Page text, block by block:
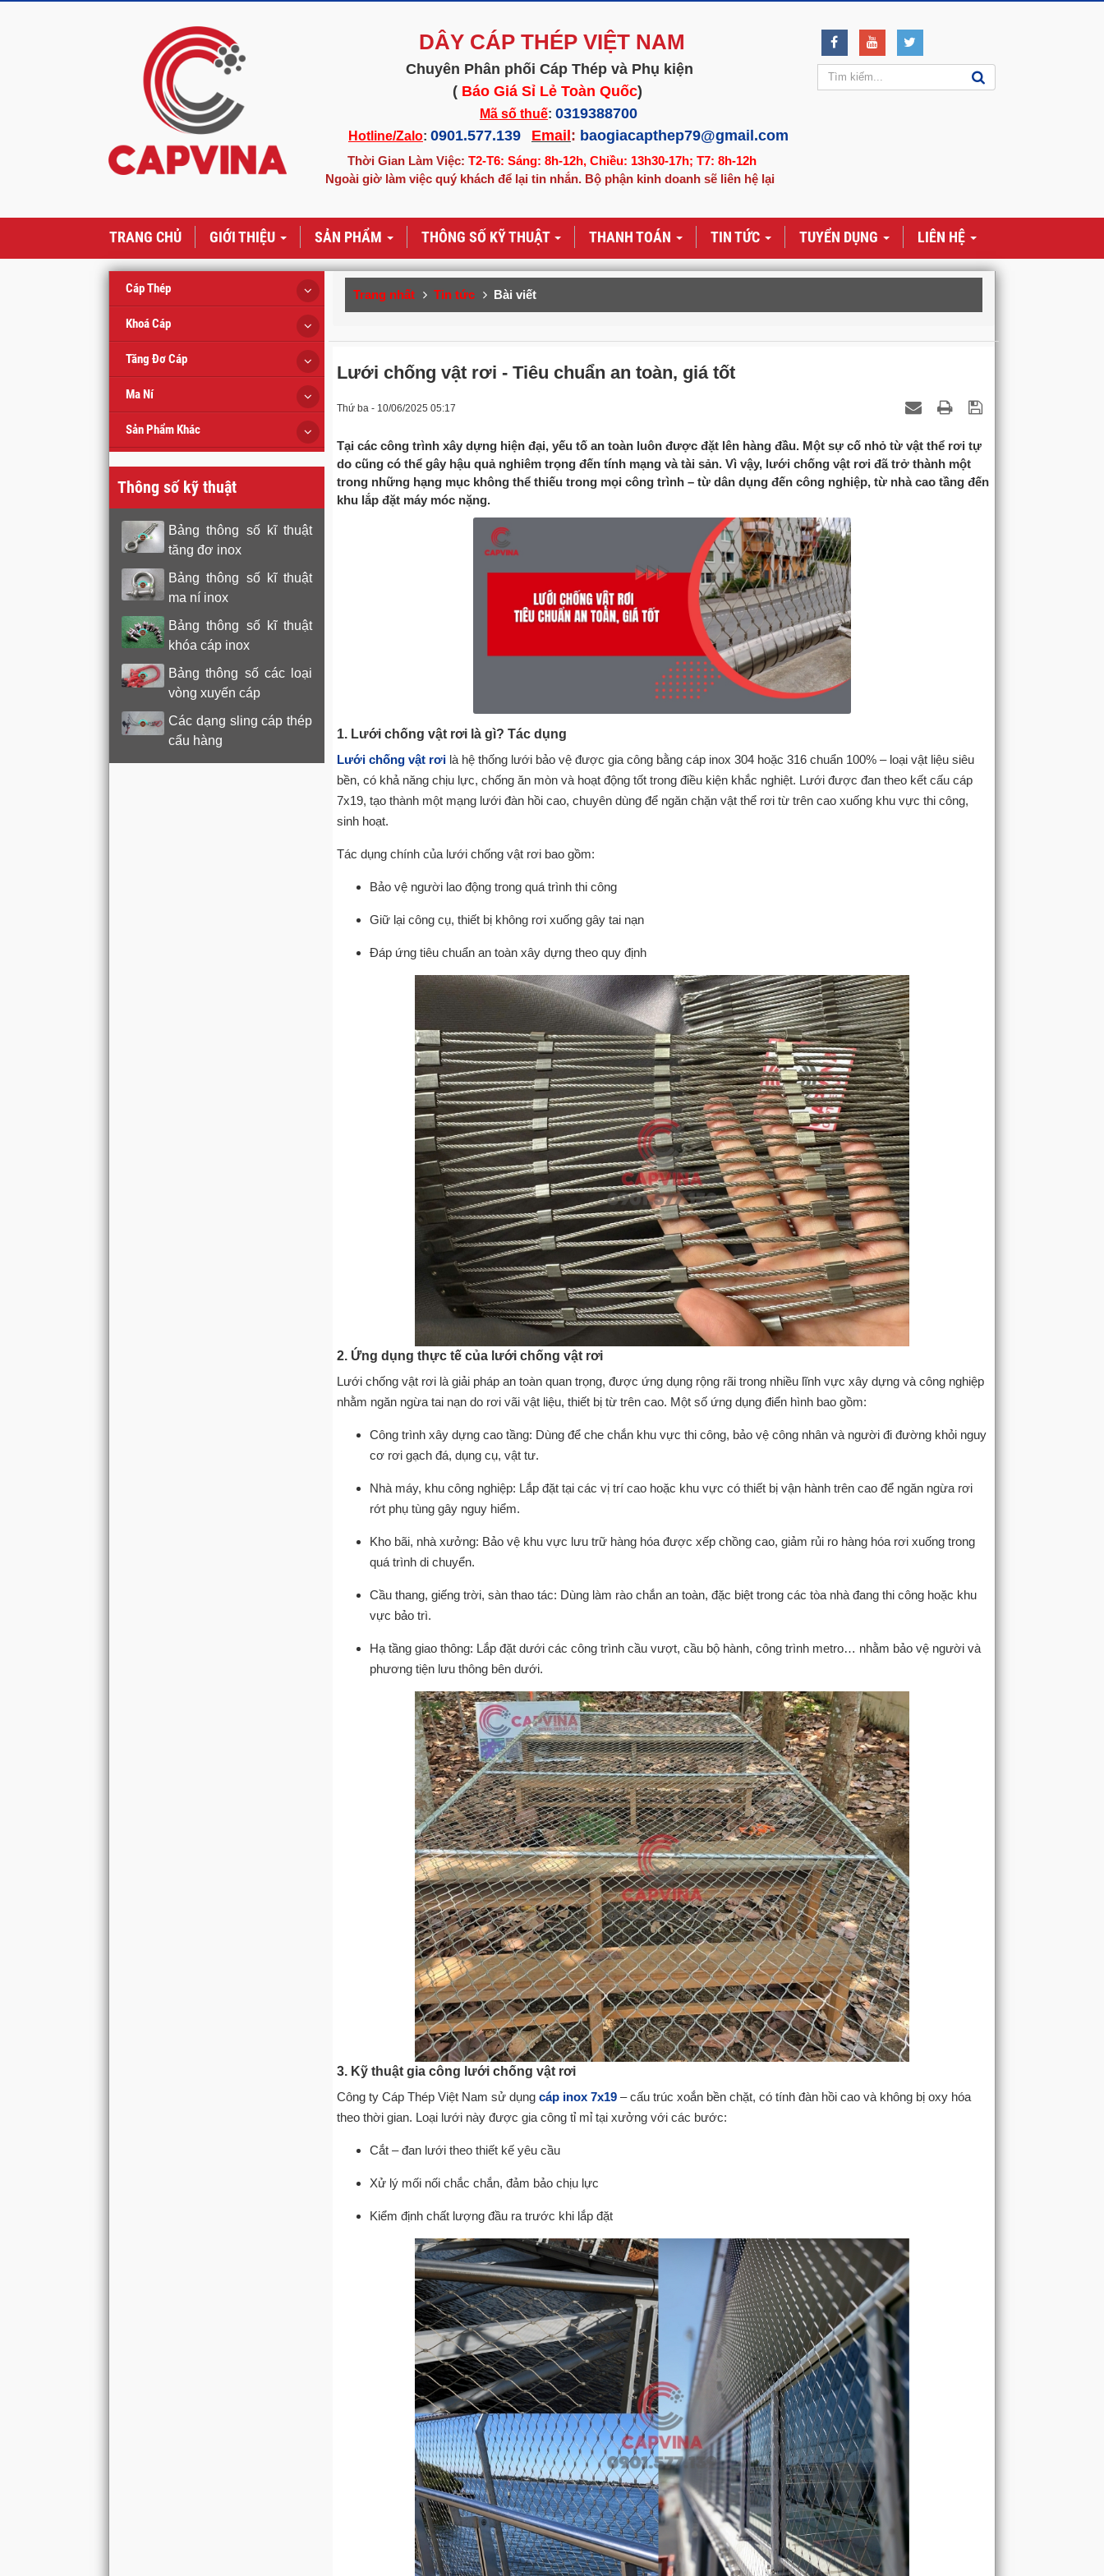
DÂY CÁP THÉP VIỆT NAM
Chuyên Phân phối Cáp Thép và Phụ kiện
( Báo Giá Sỉ Lẻ Toàn Quốc)
Mã số thuế: 0319388700
Hotline/Zalo: 0901.577.139 Email : baogiacapthep79@gmail.com
Thời Gian Làm Việc: T2-T6: Sáng: 8h-12h, Chiều: 13h30-17h; T7: 8h-12h
Ngoài giờ làm việc quý khách để lại tin nhắn. Bộ phận kinh doanh sẽ liên hệ lại
TRANG CHỦ GIỚI THIỆU SẢN PHẨM THÔNG SỐ KỸ THUẬT THANH TOÁN TIN TỨC TUYỂN DỤNG LIÊN HỆ
Trang nhất Tin tức Bài viết
Lưới chống vật rơi - Tiêu chuẩn an toàn, giá tốt
Thứ ba - 10/06/2025 05:17
Tại các công trình xây dựng hiện đại, yếu tố an toàn luôn được đặt lên hàng đầu. Một sự cố nhỏ từ vật thể rơi tự
do cũng có thể gây hậu quả nghiêm trọng đến tính mạng và tài sản. Vì vậy, lưới chống vật rơi đã trở thành một
trong những hạng mục không thể thiếu trong mọi công trình – từ dân dụng đến công nghiệp, từ nhà cao tầng đến
khu lắp đặt máy móc nặng.
1. Lưới chống vật rơi là gì? Tác dụng
Lưới chống vật rơi là hệ thống lưới bảo vệ được gia công bằng cáp inox 304 hoặc 316 chuẩn 100% – loại vật liệu siêu
bền, có khả năng chịu lực, chống ăn mòn và hoạt động tốt trong điều kiện khắc nghiệt. Lưới được đan theo kết cấu cáp
7x19, tạo thành một mạng lưới đàn hồi cao, chuyên dùng để ngăn chặn vật thể rơi từ trên cao xuống khu vực thi công,
sinh hoạt.
Tác dụng chính của lưới chống vật rơi bao gồm:
Bảo vệ người lao động trong quá trình thi công
Giữ lại công cụ, thiết bị không rơi xuống gây tai nạn
Đáp ứng tiêu chuẩn an toàn xây dựng theo quy định
2. Ứng dụng thực tế của lưới chống vật rơi
Lưới chống vật rơi là giải pháp an toàn quan trọng, được ứng dụng rộng rãi trong nhiều lĩnh vực xây dựng và công nghiệp
nhằm ngăn ngừa tai nạn do rơi vãi vật liệu, thiết bị từ trên cao. Một số ứng dụng điển hình bao gồm:
Công trình xây dựng cao tầng: Dùng để che chắn khu vực thi công, bảo vệ công nhân và người đi đường khỏi nguy
cơ rơi gạch đá, dụng cụ, vật tư.
Nhà máy, khu công nghiệp: Lắp đặt tại các vị trí cao hoặc khu vực có thiết bị vận hành trên cao để ngăn ngừa rơi
rớt phụ tùng gây nguy hiểm.
Kho bãi, nhà xưởng: Bảo vệ khu vực lưu trữ hàng hóa được xếp chồng cao, giảm rủi ro hàng hóa rơi xuống trong
quá trình di chuyển.
Cầu thang, giếng trời, sàn thao tác: Dùng làm rào chắn an toàn, đặc biệt trong các tòa nhà đang thi công hoặc khu
vực bảo trì.
Hạ tầng giao thông: Lắp đặt dưới các công trình cầu vượt, cầu bộ hành, công trình metro… nhằm bảo vệ người và
phương tiện lưu thông bên dưới.
3. Kỹ thuật gia công lưới chống vật rơi
Công ty Cáp Thép Việt Nam sử dụng cáp inox 7x19 – cấu trúc xoắn bền chặt, có tính đàn hồi cao và không bị oxy hóa
theo thời gian. Loại lưới này được gia công tỉ mỉ tại xưởng với các bước:
Cắt – đan lưới theo thiết kế yêu cầu
Xử lý mối nối chắc chắn, đảm bảo chịu lực
Kiểm định chất lượng đầu ra trước khi lắp đặt
Cáp Thép
Khoá Cáp
Tăng Đơ Cáp
Ma Ní
Sản Phẩm Khác
Thông số kỹ thuật
Bảng thông số kĩ thuật
tăng đơ inox
Bảng thông số kĩ thuật
ma ní inox
Bảng thông số kĩ thuật
khóa cáp inox
Bảng thông số các loại
vòng xuyến cáp
Các dạng sling cáp thép
cẩu hàng